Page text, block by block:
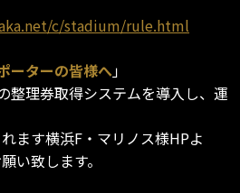
c/stadium/rule.html
ーターの皆様へ」
整理券取得システムを導入し、運
ます横浜F・マリノス様HPよ
い致します。